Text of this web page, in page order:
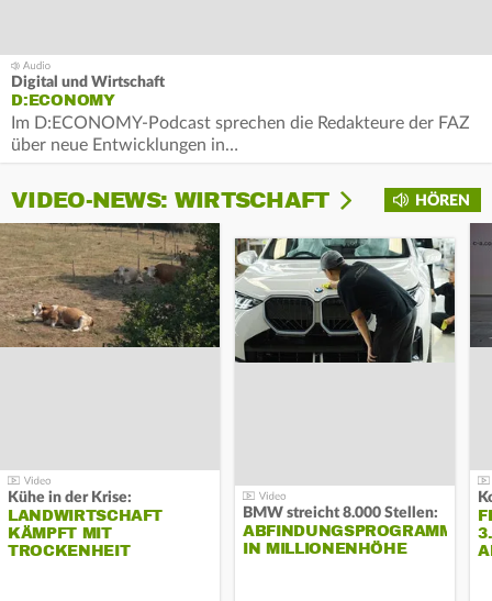
Digital und Wirtschaft
D:ECONOMY
Im D:ECONOMY-Podcast sprechen die Redakteure der FAZ
über neue Entwicklungen in…
HÖREN
VIDEO-NEWS: WIRTSCHAFT
Kühe in der Krise:
LANDWIRTSCHAFT
KÄMPFT MIT
TROCKENHEIT
BMW streicht 8.000 Stellen:
ABFINDUNGSPROGRAMM
IN MILLIONENHÖHE